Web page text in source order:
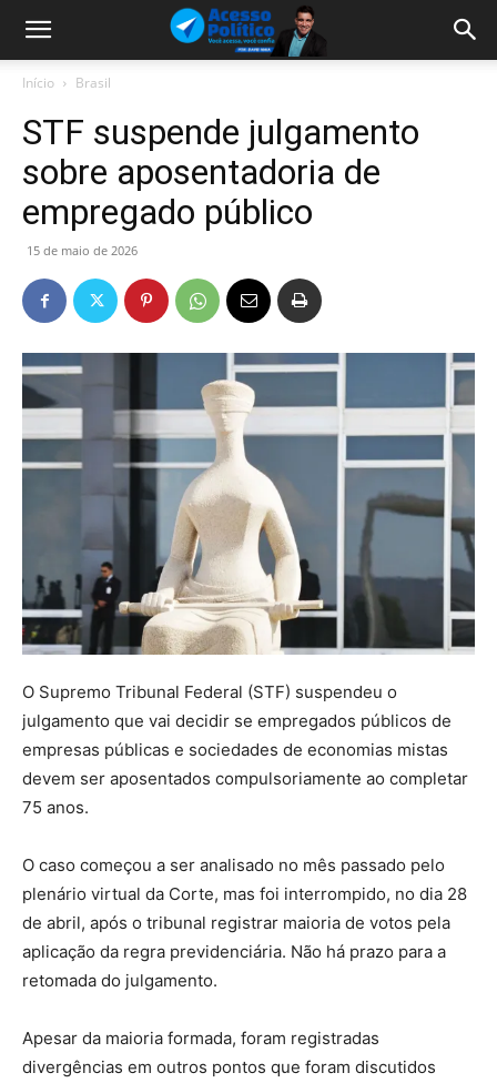
Início Brasil
STF suspende julgamento
sobre aposentadoria de
empregado público
15 de maio de 2026
O Supremo Tribunal Federal (STF) suspendeu o
julgamento que vai decidir se empregados públicos de
empresas públicas e sociedades de economias mistas
devem ser aposentados compulsoriamente ao completar
75 anos.
O caso começou a ser analisado no mês passado pelo
plenário virtual da Corte, mas foi interrompido, no dia 28
de abril, após o tribunal registrar maioria de votos pela
aplicação da regra previdenciária. Não há prazo para a
retomada do julgamento.
Apesar da maioria formada, foram registradas
divergências em outros pontos que foram discutidos